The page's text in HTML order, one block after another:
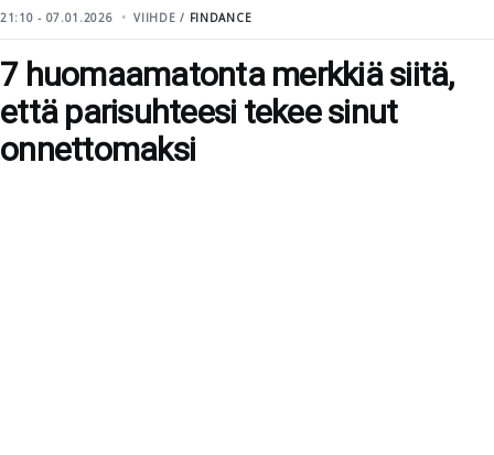
21:10 - 07.01.2026 VIIHDE / FINDANCE
7 huomaamatonta merkkiä siitä,
että parisuhteesi tekee sinut
onnettomaksi